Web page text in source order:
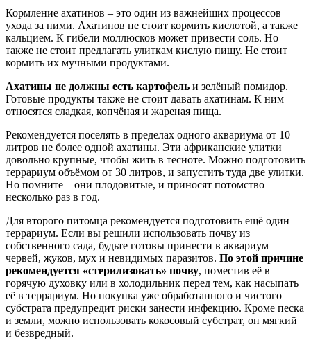
Кормление ахатинов – это один из важнейших процессов
ухода за ними. Ахатинов не стоит кормить кислотой, а также
кальцием. К гибели моллюсков может привести соль. Но
также не стоит предлагать улиткам кислую пищу. Не стоит
кормить их мучными продуктами.
Ахатины не должны есть картофель и зелёный помидор.
Готовые продукты также не стоит давать ахатинам. К ним
относятся сладкая, копчёная и жареная пища.
Рекомендуется поселять в пределах одного аквариума от 10
литров не более одной ахатины. Эти африканские улитки
довольно крупные, чтобы жить в тесноте. Можно подготовить
террариум объёмом от 30 литров, и запустить туда две улитки.
Но помните – они плодовитые, и приносят потомство
несколько раз в год.
Для второго питомца рекомендуется подготовить ещё один
террариум. Если вы решили использовать почву из
собственного сада, будьте готовы принести в аквариум
червей, жуков, мух и невидимых паразитов. По этой причине
рекомендуется «стерилизовать» почву, поместив её в
горячую духовку или в холодильник перед тем, как насыпать
её в террариум. Но покупка уже обработанного и чистого
субстрата предупредит риски занести инфекцию. Кроме песка
и земли, можно использовать кокосовый субстрат, он мягкий
и безвредный.